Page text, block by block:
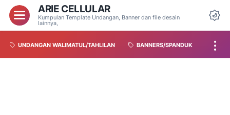
ARIE CELLULAR
Kumpulan Template Undangan, Banner dan file desain
lainnya,
UNDANGAN WALIMATUL/TAHLILAN BANNERS/SPANDUK